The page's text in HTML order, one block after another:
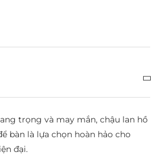
trọng và may mắn, chậu lan hồ
bàn là lựa chọn hoàn hảo cho
đại.